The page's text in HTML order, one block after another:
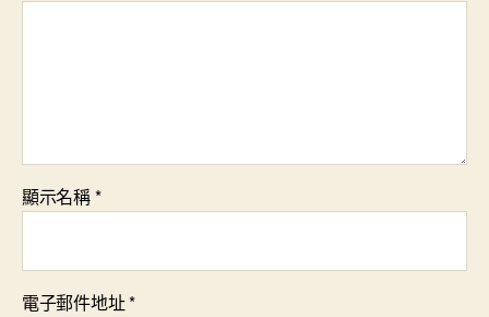
顯示名稱*
電子郵件地址*